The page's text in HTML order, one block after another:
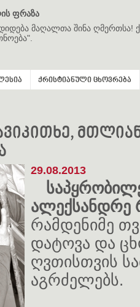
ფრაზა
მაღალთა შინა ღმერთსა!
ქრისტიანული ცხოვრება
29.08.2013
ალექსანდრე
რამდენიმე
დატოვა და
ღვთისთვის
აგრძელებს.